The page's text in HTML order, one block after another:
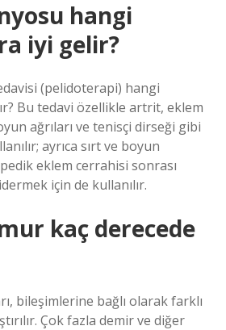
hangi
iyi gelir?
(pelidoterapi) hangi
Bu tedavi özellikle artrit, eklem
ağrıları ve tenisçi dirseği gibi
ayrıca sırt ve boyun
eklem cerrahisi sonrası
için de kullanılır.
kaç derecede
bileşimlerine bağlı olarak farklı
Çok fazla demir ve diğer